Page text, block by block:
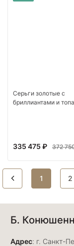
Серьги золотые с
бриллиантами и
335 475 ₽ 372
1 2
Б.
Адрес: г. Санкт-